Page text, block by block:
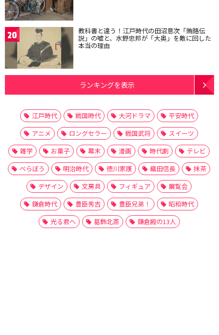
20 教科書と違う！江戸時代の田沼意次「賄賂伝
説」の嘘と、水野忠邦が「大奥」を敵に回した
本当の理由
ランキングを表示
江戸時代 戦国時代 大河ドラマ
平安時代
アニメ
ロングセラー 戦国武将
スイーツ
雑学
お菓子 幕末 漫画 時代劇
テレビ
べらぼう
明治時代 徳川家康 織田信長
抹茶
デザイン
文房具 フィギュア
展覧会
鎌倉時代
豊臣秀吉 豊臣兄弟！
昭和時代
光る君へ
葛飾北斎 鎌倉殿の13人